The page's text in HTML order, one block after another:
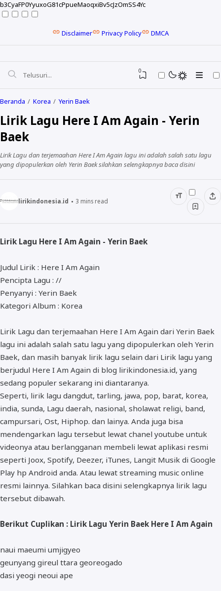
b3CyaFP0YyuxoG81cPpueMaoqxiBv5cJzOmSS4Yc
Disclaimer Privacy Policy DMCA
NELA KARISMA
ALMANAR
RELIGI RAMADHAN
NISA SABYAN
0
Beranda Korea Yerin Baek
Lirik Lagu Here I Am Again - Yerin
Baek
Lirik Lagu dan terjemaahan Here I Am Again lagu ini adalah salah satu lagu
yang dipopulerkan oleh Yerin Baek silahkan selengkapnya baca disini
lirikindonesia.id 3 mins read
Lirik Lagu Here I Am Again - Yerin Baek
Judul Lirik : Here I Am Again
Pencipta Lagu : //
Penyanyi : Yerin Baek
Kategori Album : Korea
Lirik Lagu dan terjemaahan Here I Am Again dari Yerin Baek
lagu ini adalah salah satu lagu yang dipopulerkan oleh Yerin
Baek, dan masih banyak lirik lagu selain dari Lirik lagu yang
berjudul Here I Am Again di blog lirikindonesia.id, yang
sedang populer sekarang ini diantaranya.
Seperti, lirik lagu dangdut, tarling, jawa, pop, barat, korea,
india, sunda, Lagu daerah, nasional, sholawat religi, band,
campursari, Ost, Hiphop. dan lainya. Anda juga bisa
mendengarkan lagu tersebut lewat chanel youtube untuk
videonya atau berlangganan membeli lewat aplikasi resmi
seperti Joox, Spotify, Deezer, iTunes, Langit Musik di Google
Play hp Android anda. Atau lewat streaming music online
resmi lainnya. Silahkan baca disini selengkapnya lirik lagu
tersebut dibawah.
Berikut Cuplikan : Lirik Lagu Yerin Baek Here I Am Again
naui maeumi umjigyeo
geunyang gireul ttara georeogado
dasi yeogi neoui ape